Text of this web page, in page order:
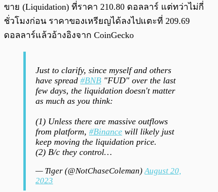
ขาย (Liquidation) ที่ราคา 210.80 ดอลลาร์ แต่ทว่าไม่กี่
ชั่วโมงก่อน ราคาของเหรียญได้ลงไปแตะที่ 209.69
ดอลลาร์แล้วอ้างอิงจาก CoinGecko
Just to clarify, since myself and others
have spread #BNB "FUD" over the last
few days, the liquidation doesn't matter
as much as you think:
(1) Unless there are massive outflows
from platform, #Binance will likely just
keep moving the liquidation price.
(2) B/c they control…
— Tiger (@NotChaseColeman)August 20,
2023